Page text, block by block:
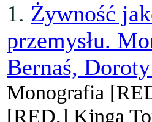
1. Żywność
przemysłu.
Bernaś,
Monografia
[RED.] Kinga